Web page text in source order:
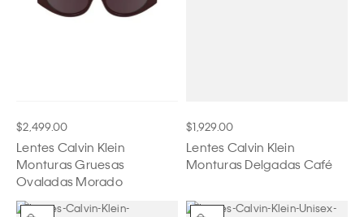
$2,499.00
Lentes Calvin Klein
Monturas Gruesas
Ovaladas Morado
$1,929.00
Lentes Calvin Klein
Monturas Delgadas Café